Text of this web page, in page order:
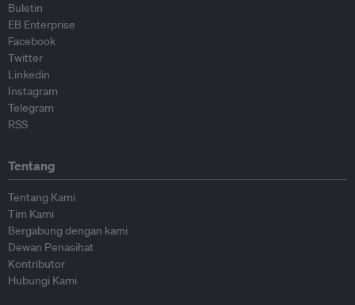
Buletin
EB Enterprise
Facebook
Twitter
Linkedin
Instagram
Telegram
RSS
Tentang
Tentang Kami
Tim Kami
Bergabung dengan kami
Dewan Penasihat
Kontributor
Hubungi Kami